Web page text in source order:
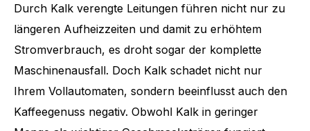
Durch Kalk verengte Leitungen führen nicht nur zu
längeren Aufheizzeiten und damit zu erhöhtem
Stromverbrauch, es droht sogar der komplette
Maschinenausfall. Doch Kalk schadet nicht nur
Ihrem Vollautomaten, sondern beeinflusst auch den
Kaffeegenuss negativ. Obwohl Kalk in geringer